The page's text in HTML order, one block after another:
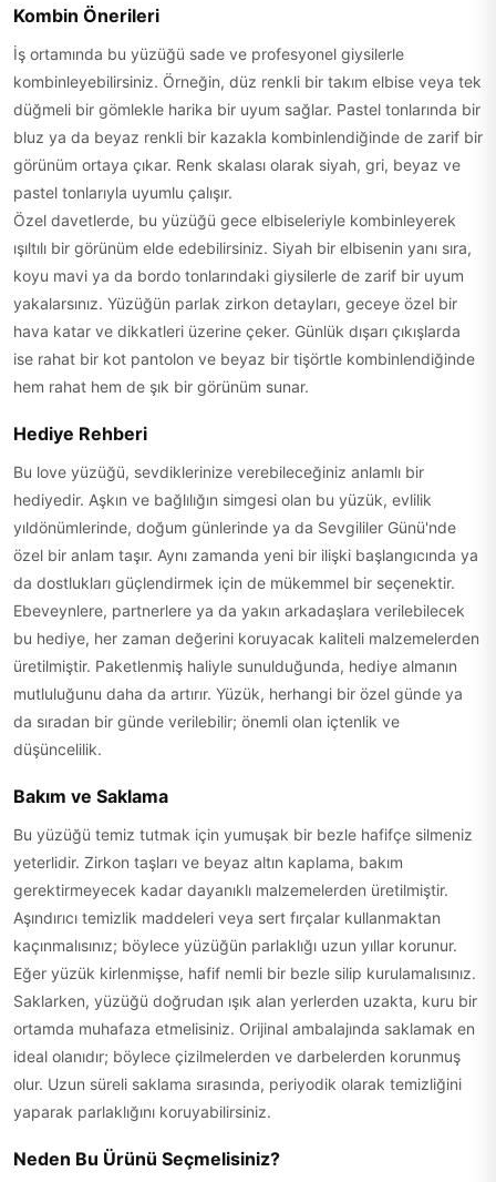
Kombin Önerileri
İş ortamında bu yüzüğü sade ve profesyonel giysilerle
kombinleyebilirsiniz. Örneğin, düz renkli bir takım elbise veya tek
düğmeli bir gömlekle harika bir uyum sağlar. Pastel tonlarında bir
bluz ya da beyaz renkli bir kazakla kombinlendiğinde de zarif bir
görünüm ortaya çıkar. Renk skalası olarak siyah, gri, beyaz ve
pastel tonlarıyla uyumlu çalışır.
Özel davetlerde, bu yüzüğü gece elbiseleriyle kombinleyerek
ışıltılı bir görünüm elde edebilirsiniz. Siyah bir elbisenin yanı sıra,
koyu mavi ya da bordo tonlarındaki giysilerle de zarif bir uyum
yakalarsınız. Yüzüğün parlak zirkon detayları, geceye özel bir
hava katar ve dikkatleri üzerine çeker. Günlük dışarı çıkışlarda
ise rahat bir kot pantolon ve beyaz bir tişörtle kombinlendiğinde
hem rahat hem de şık bir görünüm sunar.
Hediye Rehberi
Bu love yüzüğü, sevdiklerinize verebileceğiniz anlamlı bir
hediyedir. Aşkın ve bağlılığın simgesi olan bu yüzük, evlilik
yıldönümlerinde, doğum günlerinde ya da Sevgililer Günü'nde
özel bir anlam taşır. Aynı zamanda yeni bir ilişki başlangıcında ya
da dostlukları güçlendirmek için de mükemmel bir seçenektir.
Ebeveynlere, partnerlere ya da yakın arkadaşlara verilebilecek
bu hediye, her zaman değerini koruyacak kaliteli malzemelerden
üretilmiştir. Paketlenmiş haliyle sunulduğunda, hediye almanın
mutluluğunu daha da artırır. Yüzük, herhangi bir özel günde ya
da sıradan bir günde verilebilir; önemli olan içtenlik ve
düşüncelilik.
Bakım ve Saklama
Bu yüzüğü temiz tutmak için yumuşak bir bezle hafifçe silmeniz
yeterlidir. Zirkon taşları ve beyaz altın kaplama, bakım
gerektirmeyecek kadar dayanıklı malzemelerden üretilmiştir.
Aşındırıcı temizlik maddeleri veya sert fırçalar kullanmaktan
kaçınmalısınız; böylece yüzüğün parlaklığı uzun yıllar korunur.
Eğer yüzük kirlenmişse, hafif nemli bir bezle silip kurulamalısınız.
Saklarken, yüzüğü doğrudan ışık alan yerlerden uzakta, kuru bir
ortamda muhafaza etmelisiniz. Orijinal ambalajında saklamak en
ideal olanıdır; böylece çizilmelerden ve darbelerden korunmuş
olur. Uzun süreli saklama sırasında, periyodik olarak temizliğini
yaparak parlaklığını koruyabilirsiniz.
Neden Bu Ürünü Seçmelisiniz?